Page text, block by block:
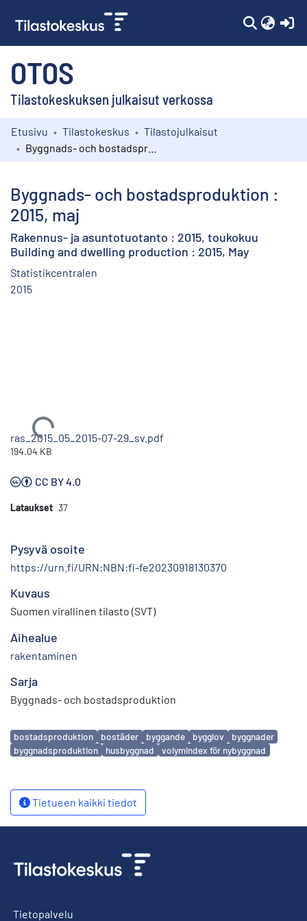
OTOS
Tilastokeskuksen julkaisut verkossa
Kokoelmat
Etusivu Tilastokeskus
Tilastojulkaisut
Byggnads- och bostadsproduktion :
2015, maj
Rakennus- ja asuntotuotanto : 2015, toukokuu
Building and dwelling production : 2015, May
Statistikcentralen
2015
Ladataan...
ras_2015_05_2015-07-29_sv.pdf
194.04 KB
CC BY 4.0
Lataukset 37
Pysyvä osoite
https://urn.fi/URN:NBN:fi-fe20230918130370
Kuvaus
Suomen virallinen tilasto (SVT)
Aihealue
rakentaminen
Sarja
Byggnads- och bostadsproduktion
Avainsanat
bostadsproduktion bostäder byggande bygglov
byggnader
byggnadsproduktion
husbyggnad volymindex för nybyggnad
Tietueen kaikki tiedot
Tietopalvelu